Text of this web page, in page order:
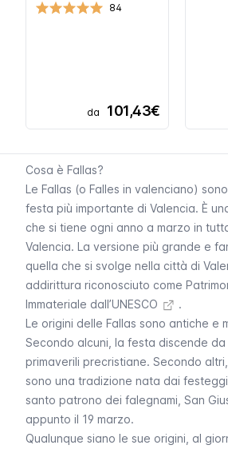
84
da 101,43€
Cosa è Fallas?
Le Fallas (o Falles in valenciano)
festa più importante di Valencia. È
che si tiene ogni anno a marzo in
Valencia. La versione più grande e
quella che si svolge nella città di
addirittura riconosciuto come
Immateriale dall’UNESCO
.
Le origini delle Fallas sono antiche e
Secondo alcuni, la festa discende
primaverili precristiane. Secondo
sono una tradizione nata dai
santo patrono dei falegnami, San
appunto il 19 marzo.
Qualunque siano le sue origini, al